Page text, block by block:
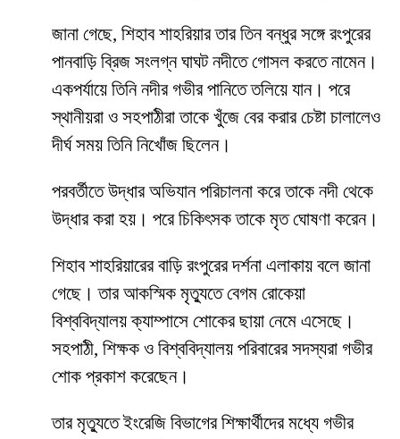
জানা গেছে, শিহাব শাহরিয়ার তার তিন বন্ধুর সঙ্গে রংপুরের
পানবাড়ি ব্রিজ সংলগ্ন ঘাঘট নদীতে গোসল করতে নামেন।
একপর্যায়ে তিনি নদীর গভীর পানিতে তলিয়ে যান। পরে
স্থানীয়রা ও সহপাঠীরা তাকে খুঁজে বের করার চেষ্টা চালালেও
দীর্ঘ সময় তিনি নিখোঁজ ছিলেন।
পরবর্তীতে উদ্ধার অভিযান পরিচালনা করে তাকে নদী থেকে
উদ্ধার করা হয়। পরে চিকিৎসক তাকে মৃত ঘোষণা করেন।
শিহাব শাহরিয়ারের বাড়ি রংপুরের দর্শনা এলাকায় বলে জানা
গেছে। তার আকস্মিক মৃত্যুতে বেগম রোকেয়া
বিশ্ববিদ্যালয় ক্যাম্পাসে শোকের ছায়া নেমে এসেছে।
সহপাঠী, শিক্ষক ও বিশ্ববিদ্যালয় পরিবারের সদস্যরা গভীর
শোক প্রকাশ করেছেন।
তার মৃত্যুতে ইংরেজি বিভাগের শিক্ষার্থীদের মধ্যে গভীর